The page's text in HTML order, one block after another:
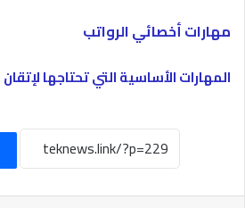
مهارات أخصائي الرواتب
المهارات الأساسية التي تحتاجها لإتقان